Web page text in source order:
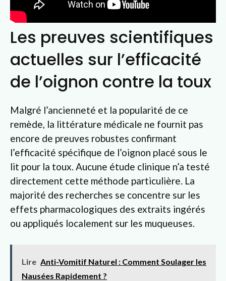
Les preuves scientifiques
actuelles sur l’efficacité
de l’oignon contre la toux
Malgré l’ancienneté et la popularité de ce
remède, la littérature médicale ne fournit pas
encore de preuves robustes confirmant
l’efficacité spécifique de l’oignon placé sous le
lit pour la toux. Aucune étude clinique n’a testé
directement cette méthode particulière. La
majorité des recherches se concentre sur les
effets pharmacologiques des extraits ingérés
ou appliqués localement sur les muqueuses.
Lire Anti-Vomitif Naturel : Comment Soulager les
Nausées Rapidement ?